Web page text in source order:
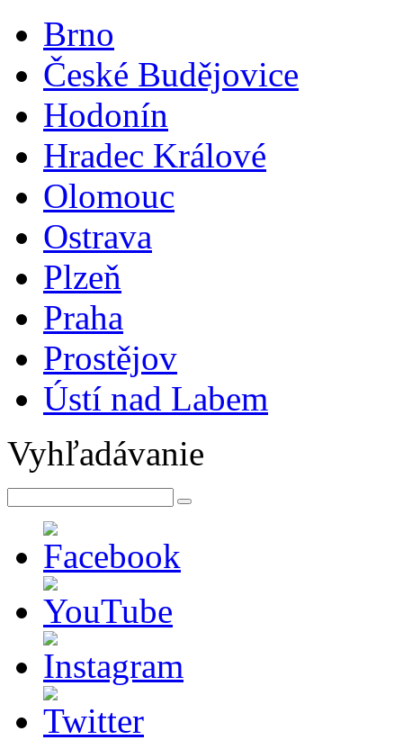
Brno
České Budějovice
Hodonín
Hradec Králové
Olomouc
Ostrava
Plzeň
Praha
Prostějov
Ústí nad Labem
Vyhľadávanie